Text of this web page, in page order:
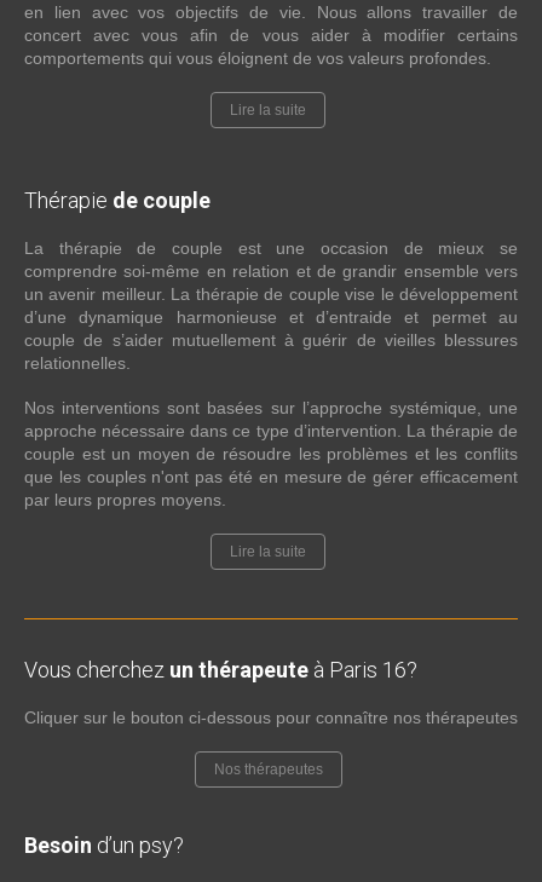
en lien avec vos objectifs de vie. Nous allons travailler de
concert avec vous afin de vous aider à modifier certains
comportements qui vous éloignent de vos valeurs profondes.
Lire la suite
Thérapie de couple
La thérapie de couple est une occasion de mieux se
comprendre soi-même en relation et de grandir ensemble vers
un avenir meilleur. La thérapie de couple vise le développement
d’une dynamique harmonieuse et d’entraide et permet au
couple de s’aider mutuellement à guérir de vieilles blessures
relationnelles.
Nos interventions sont basées sur l’approche systémique, une
approche nécessaire dans ce type d’intervention. La thérapie de
couple est un moyen de résoudre les problèmes et les conflits
que les couples n'ont pas été en mesure de gérer efficacement
par leurs propres moyens.
Lire la suite
Vous cherchez un thérapeute à Paris 16?
Cliquer sur le bouton ci-dessous pour connaître nos thérapeutes
Nos thérapeutes
Besoin d’un psy?